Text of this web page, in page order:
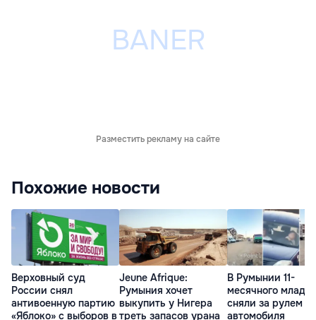
Разместить рекламу на сайте
Похожие новости
Верховный суд
России снял
антивоенную партию
«Яблоко» с выборов в
Jeune Afrique:
Румыния хочет
выкупить у Нигера
треть запасов урана
В Румынии 11-
месячного
сняли за рулем
автомобиля